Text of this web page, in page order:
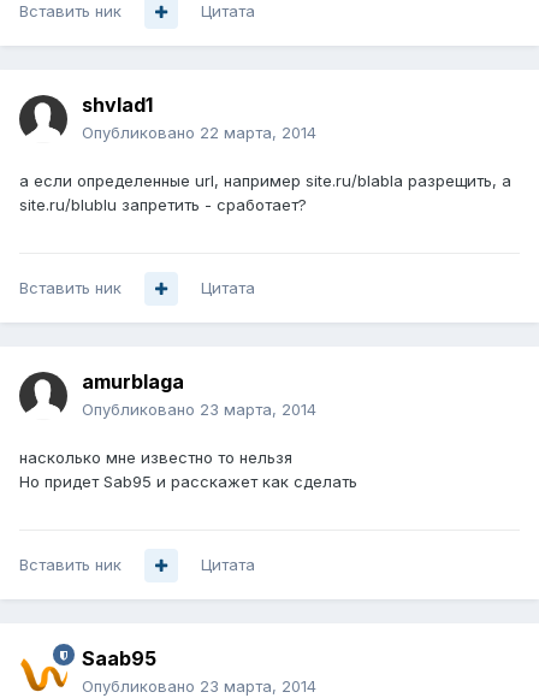
Вставить ник Цитата
shvlad1
Опубликовано 22 марта, 2014
а если определенные url, например site.ru/blabla разрещить, а
site.ru/blublu запретить - сработает?
Вставить ник Цитата
amurblaga
Опубликовано 23 марта, 2014
насколько мне известно то нельзя
Но придет Sab95 и расскажет как сделать
Вставить ник Цитата
Saab95
Опубликовано 23 марта, 2014